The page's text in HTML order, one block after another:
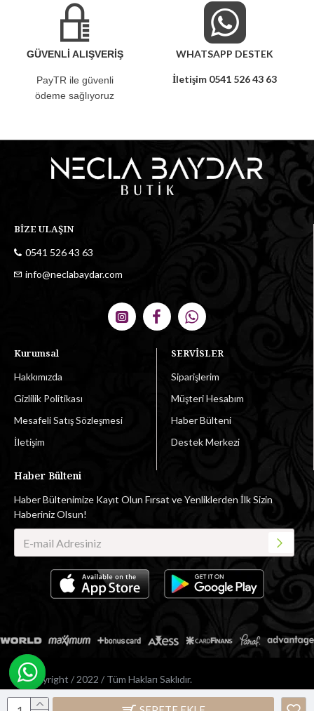
GÜVENLİ ALIŞVERİŞ
PayTR ile güvenli
ödeme sağlıyoruz
WHATSAPP DESTEK
İletişim 0541 526 43 63
BİZE ULAŞIN
0541 526 43 63
info@neclabaydar.com
Kurumsal
Hakkımızda
Gizlilik Politikası
Mesafeli Satış Sözleşmesi
İletişim
SERVİSLER
Siparişlerim
Müşteri Hesabım
Haber Bülteni
Destek Merkezi
Haber Bülteni
Haber Bültenimize Kayıt Olun Fırsat ve Yenliklerden İlk Sizin
Haberiniz Olsun!
© Copyright / 2022 / Tüm Hakları Saklıdır.